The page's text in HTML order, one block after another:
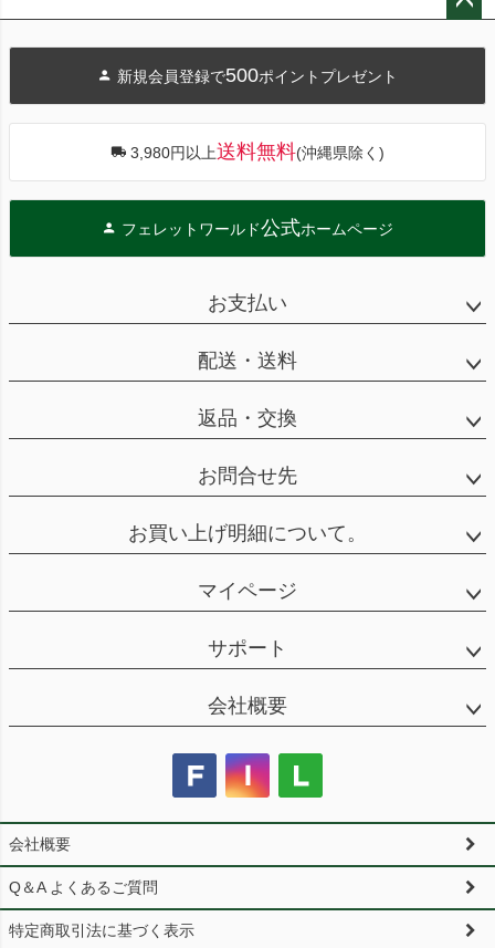
へ
新規会員登録で500ポイントプレゼント
3,980円以上送料無料(沖縄県除く)
フェレットワールド公式ホームページ
お支払い
配送・送料
返品・交換
お問合せ先
お買い上げ明細について。
マイページ
サポート
会社概要
会社概要
Q＆A よくあるご質問
特定商取引法に基づく表示